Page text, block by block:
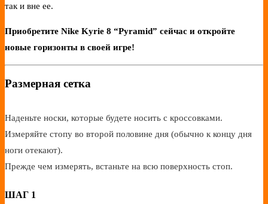
так и вне ее.
Приобретите Nike Kyrie 8 “Pyramid” сейчас и откройте
новые горизонты в своей игре!
Размерная сетка
Наденьте носки, которые будете носить с кроссовками.
Измеряйте стопу во второй половине дня (обычно к концу дня
ноги отекают).
Прежде чем измерять, встаньте на всю поверхность стоп.
ШАГ 1